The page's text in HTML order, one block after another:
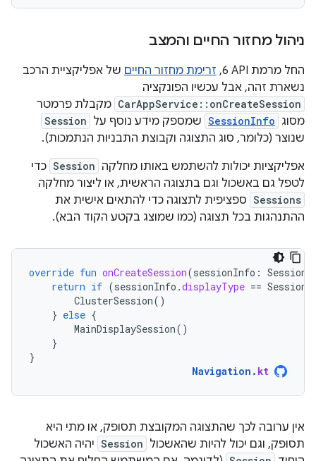
ניהול מחזור החיים והמצב
החל מרמת API‏ 6, זרימת מחזור החיים של אפליקציית הרכב
נשארת זהה, אבל עכשיו הפונקציה
CarAppService::onCreateSession מקבלת פרמטר
מסוג SessionInfo שמספק מידע נוסף על Session
שנוצר (כלומר, סוג התצוגה וקבוצת התבניות הנתמכות).
אפליקציות יכולות להשתמש באותו מחלקה Session כדי
לטפל גם באשכול וגם בתצוגה הראשית, או ליצור מחלקה
Sessions ספציפית לתצוגה כדי להתאים אישית את
ההתנהגות בכל תצוגה (כמו שמוצג בקטע הקוד הבא).
override fun onCreateSession(sessionInfo :
return if (sessionInfo .displayType ==
ClusterSession()
} else {
MainDisplaySession()
}
}
Navigation . kt
אין ערובה לכך שהתצוגה המקובצת תסופק, או מתי היא
תסופק, וגם יכול להיות שהאשכול Session יהיה האשכול